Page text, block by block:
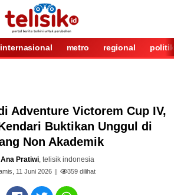
internasional metro regional politik
Adventure Victorem Cup IV,
Buktikan Unggul di
Non Akademik
Ana Pratiwi, telisik indonesia
11 Juni 2026 359dilihat